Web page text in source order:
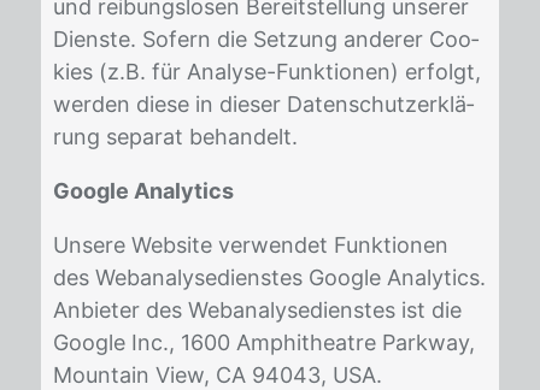
und rei­bungs­lo­sen Be­reit­stel­lung un­se­rer
Diens­te. So­fern die Set­zung an­de­rer Coo­
kies (z.B. für Ana­ly­se-Funk­tio­nen) er­folgt,
wer­den die­se in die­ser Da­ten­schutz­er­klä­
rung se­pa­rat be­han­delt.
Google Analytics
Un­se­re Web­site ver­wen­det Funk­tio­nen
des Webana­ly­se­diens­tes Goog­le Ana­ly­tics.
An­bie­ter des Webana­ly­se­diens­tes ist die
Goog­le Inc., 1600 Am­phi­thea­t­re Park­way,
Moun­tain View, CA 94043, USA.